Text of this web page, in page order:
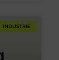
INDUSTRIE